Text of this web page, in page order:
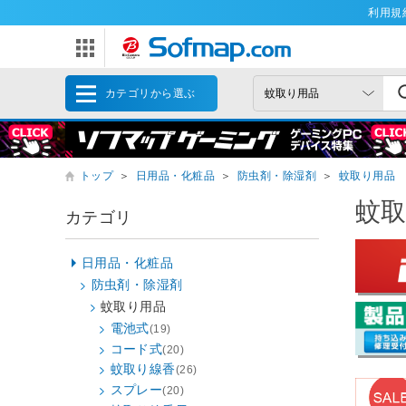
利用規
カテゴリから選ぶ
トップ ＞ 日用品・化粧品 ＞ 防虫剤・除湿剤 ＞ 蚊取り用品
蚊
カテゴリ
日用品・化粧品
防虫剤・除湿剤
蚊取り用品
電池式(19)
コード式(20)
蚊取り線香(26)
スプレー(20)